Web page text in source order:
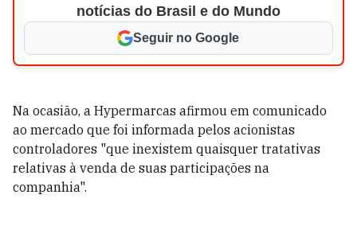
notícias do Brasil e do Mundo
Seguir no Google
Na ocasião, a Hypermarcas afirmou em comunicado
ao mercado que foi informada pelos acionistas
controladores "que inexistem quaisquer tratativas
relativas à venda de suas participações na
companhia".